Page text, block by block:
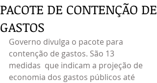
PACOTE DE CONTENÇÃO DE
GASTOS
Governo divulga o pacote para
contenção de gastos. São 13
medidas  que indicam a projeção de
economia dos gastos públicos até